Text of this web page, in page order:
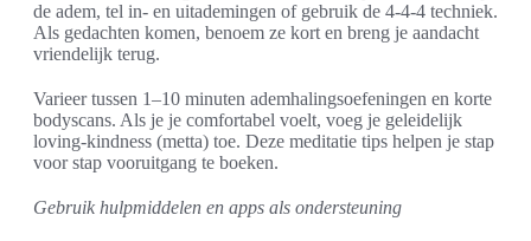
de adem, tel in- en uitademingen of gebruik de 4-4-4 techniek.
Als gedachten komen, benoem ze kort en breng je aandacht
vriendelijk terug.
Varieer tussen 1–10 minuten ademhalingsoefeningen en korte
bodyscans. Als je je comfortabel voelt, voeg je geleidelijk
loving-kindness (metta) toe. Deze meditatie tips helpen je stap
voor stap vooruitgang te boeken.
Gebruik hulpmiddelen en apps als ondersteuning